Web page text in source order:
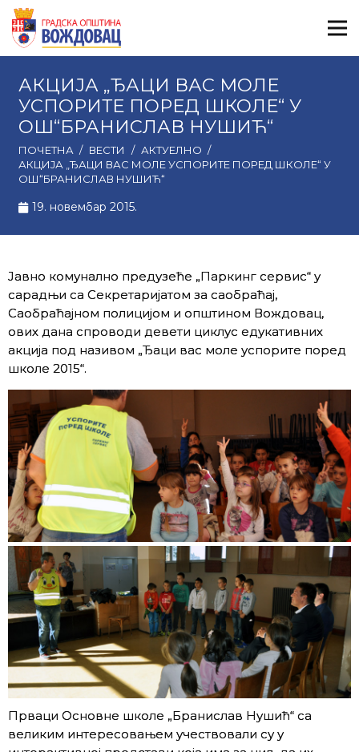
АКЦИЈА „ЂАЦИ ВАС МОЛЕ
УСПОРИТЕ ПОРЕД ШКОЛЕ“ У
ОШ“БРАНИСЛАВ НУШИЋ“
ПОЧЕТНА / ВЕСТИ / АКТУЕЛНО /
АКЦИЈА „ЂАЦИ ВАС МОЛЕ УСПОРИТЕ ПОРЕД ШКОЛЕ“ У
ОШ“БРАНИСЛАВ НУШИЋ“
19. новембар 2015.
Јавно комунално предузеће „Паркинг сервис“ у
сарадњи са Секретаријатом за саобраћај,
Саобраћајном полицијом и општином Вождовац,
ових дана спроводи девети циклус едукативних
акција под називом „Ђаци вас моле успорите поред
школе 2015“.
Прваци Основне школе „Бранислав Нушић“ са
великим интересовањем учествовали су у